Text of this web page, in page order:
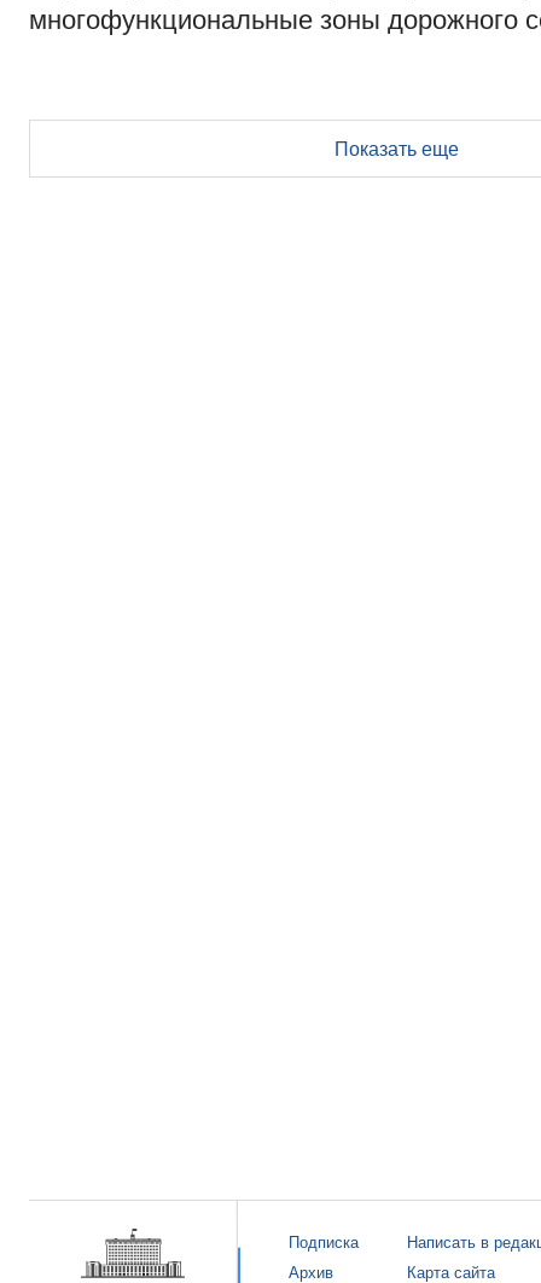
многофункциональные зоны дорожного
Показать еще
Подписка
Архив
Написать в
Карта сайта